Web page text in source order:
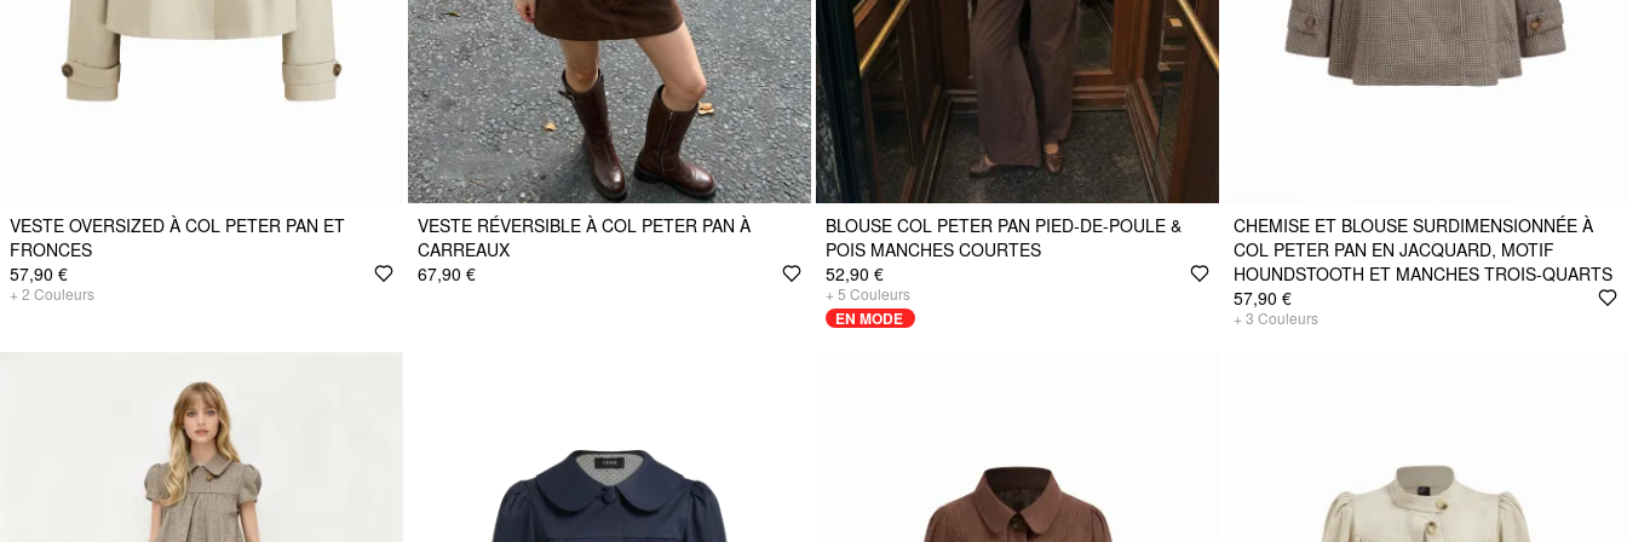
VESTE OVERSIZED À COL PETER PAN ET
FRONCES
57,90 €
+ 2 Couleurs
VESTE RÉVERSIBLE À COL PETER PAN À
CARREAUX
67,90 €
BLOUSE COL PETER PAN PIED-DE-POULE &
POIS MANCHES COURTES
52,90 €
+ 5 Couleurs
EN MODE
CHEMISE ET BLOUSE SURDIMENSIONNÉE À
COL PETER PAN EN JACQUARD, MOTIF
HOUNDSTOOTH ET MANCHES TROIS-QUARTS
57,90 €
+ 3 Couleurs